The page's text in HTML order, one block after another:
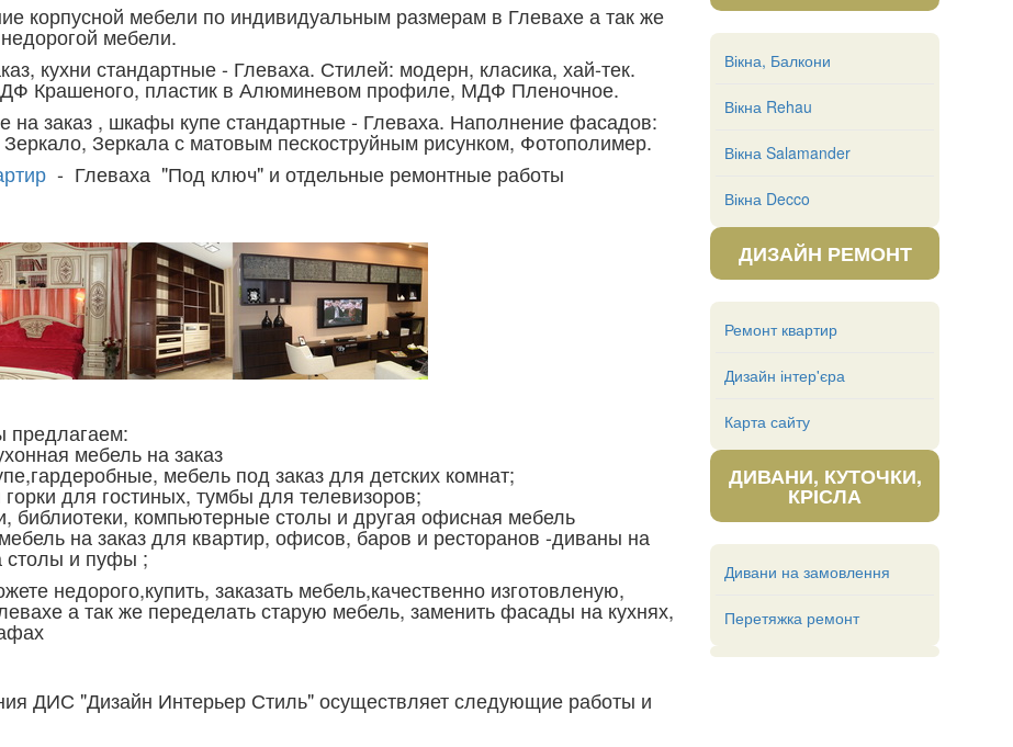
корпусной мебели по индивидуальным размерам в Глевахе а так же
мебели.
кухни стандартные - Глеваха. Стилей: модерн, класика, хай-тек.
Крашеного, пластик в Алюминевом профиле, МДФ Пленочное.
на заказ , шкафы купе стандартные - Глеваха. Наполнение фасадов:
Зеркала с матовым пескоструйным рисунком, Фотополимер.
- Глеваха "Под ключ" и отдельные ремонтные работы
предлагаем:
мебель на заказ
мебель под заказ для детских комнат;
для гостиных, тумбы для телевизоров;
компьютерные столы и другая офисная мебель
на заказ для квартир, офисов, баров и ресторанов -диваны на
столы и пуфы ;
недорого,купить, заказать мебель,качественно изготовленую,
а так же переделать старую мебель, заменить фасады на кухнях,
ДИС "Дизайн Интерьер Стиль" осуществляет следующие работы и
Вікна, Балкони
Вікна Rehau
Вікна Salamander
Вікна Decco
ДИЗАЙН РЕМОНТ
Ремонт квартир
Дизайн інтер'єра
Карта сайту
ДИВАНИ, КУТОЧКИ,
КРІСЛА
Дивани на замовлення
Перетяжка ремонт